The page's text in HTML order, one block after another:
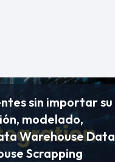
sin importar su
modelado,
Warehouse Data
Scrapping